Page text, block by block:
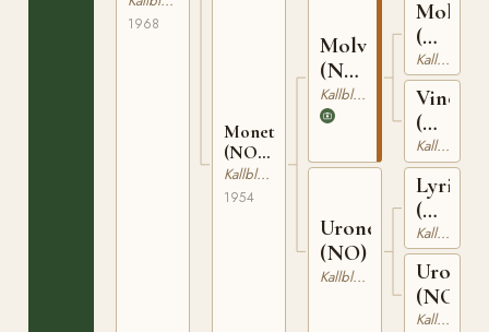
23248
1968
Monetta
(NO)
T-1567
Kallblodig Travare
1954
Molvin
(NO)
T-
191
Kallblodig Travare
Uronetta
(NO)
Kallblodig Travare
Molyn
(NO)
T-
150
Kallblodig Travare
Vinoga
(NO)
T-
259
Kallblodig Travare
Lyrikk
(NO)
T-
155
Kallblodig Travare
Uroa
(NO)
Kallblodig Travare